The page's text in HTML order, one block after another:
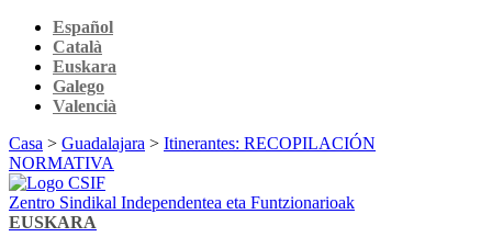
Español
Català
Euskara
Galego
Valencià
Casa > Guadalajara > Itinerantes: RECOPILACIÓN
NORMATIVA
Zentro Sindikal Independentea eta Funtzionarioak
EUSKARA